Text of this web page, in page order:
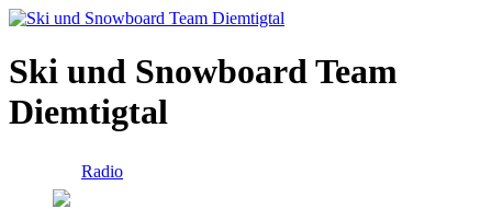
Ski und Snowboard Team
Diemtigtal
Radio